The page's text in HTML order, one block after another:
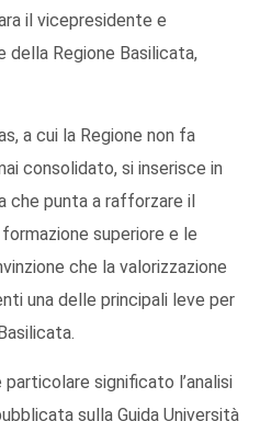
il vicepresidente e
Regione Basilicata,
a cui la Regione non fa
consolidato, si inserisce in
che punta a rafforzare il
superiore e le
che la valorizzazione
una delle principali leve per
significato l’analisi
sulla Guida Università